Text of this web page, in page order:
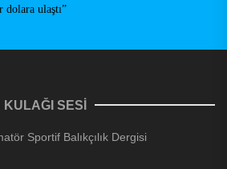
ulaştı”
KULAĞI SESİ
Sportif Balıkçılık Dergisi